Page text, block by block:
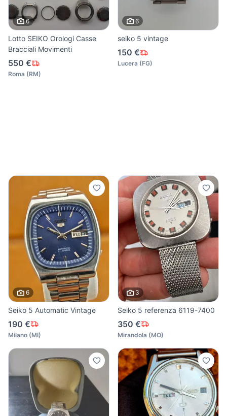
6
Lotto SEIKO Orologi Casse
Bracciali Movimenti
550 €
Roma (RM)
6
seiko 5 vintage
150 €
Lucera (FG)
6
Seiko 5 Automatic Vintage
190 €
Milano (MI)
3
Seiko 5 referenza 6119-7400
350 €
Mirandola (MO)